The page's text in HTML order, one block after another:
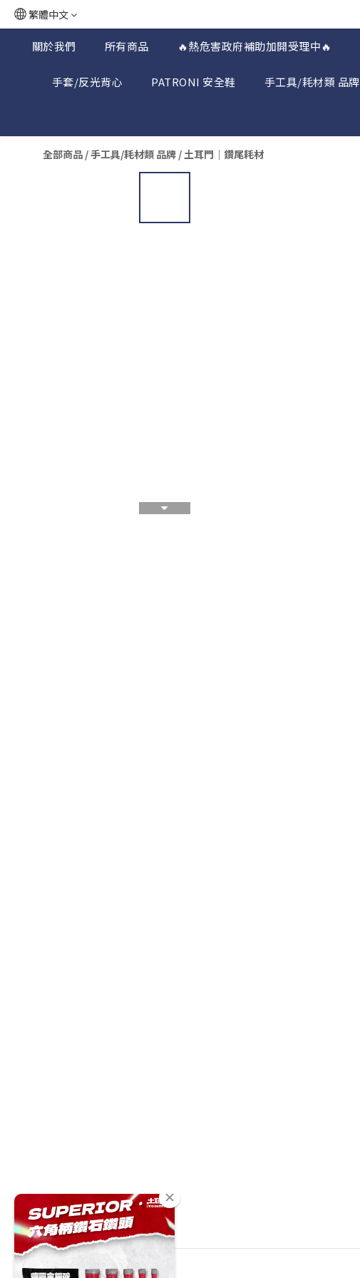
繁體中文
關於我們 所有商品 🔥熱危害政府補助加開受理中🔥
手套/反光背心 PATRONI 安全鞋 手工具/耗材類 品牌
全部商品 /手工具/耗材類 品牌 /土耳門｜鑽尾耗材